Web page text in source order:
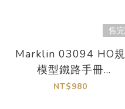
售完
Marklin 03094 HO規
模型鐵路手冊
《Märklin Central
NT$980